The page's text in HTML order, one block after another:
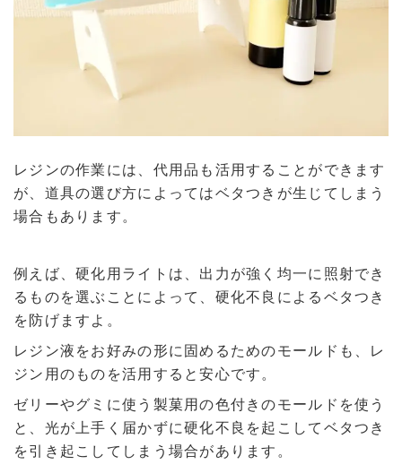
レジンの作業には、代用品も活用することができます
が、道具の選び方によってはベタつきが生じてしまう
場合もあります。
例えば、硬化用ライトは、出力が強く均一に照射でき
るものを選ぶことによって、硬化不良によるベタつき
を防げますよ。
レジン液をお好みの形に固めるためのモールドも、レ
ジン用のものを活用すると安心です。
ゼリーやグミに使う製菓用の色付きのモールドを使う
と、光が上手く届かずに硬化不良を起こしてベタつき
を引き起こしてしまう場合があります。